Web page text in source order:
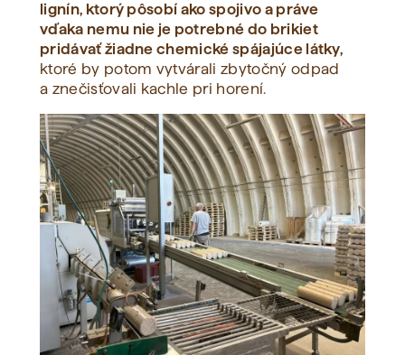
lignín, ktorý pôsobí ako spojivo a práve
vďaka nemu nie je potrebné do brikiet
pridávať žiadne chemické spájajúce látky,
ktoré by potom vytvárali zbytočný odpad
a znečisťovali kachle pri horení.